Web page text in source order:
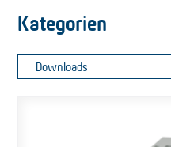
Kategorien
Downloads